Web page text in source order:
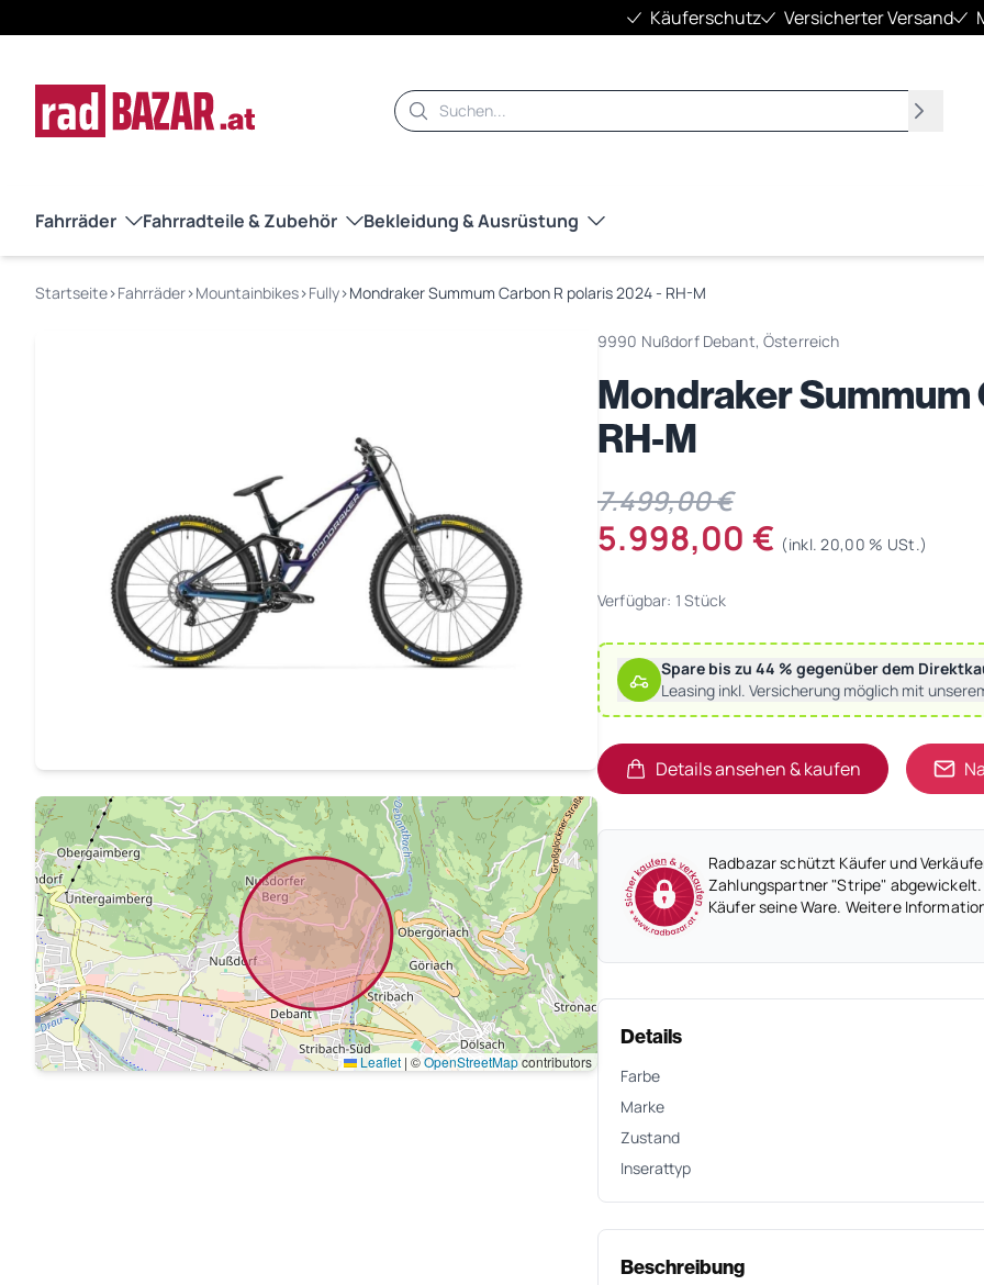
Käuferschutz Versicherter Versand
Suche
Suchen
Fahrräder Fahrradteile & Zubehör Bekleidung & Ausrüstung
Startseite›Fahrräder›Mountainbikes›Fully›Mondraker Summum Carbon R polaris 2024 - RH-M
Leaflet | ©OpenStreetMapcontributors
9990 Nußdorf Debant, Österreich
Mondraker Summum
RH-M
7.499,00 €
5.998,00 € (inkl. 20,00 % USt.)
Verfügbar: 1 Stück
Spare bis zu 44 % gegenüber dem
Leasing inkl. Versicherung möglich mit
Details ansehen & kaufen
(öffnet in neuem Tab)
(öffnet in neuem Tab)
Radbazar schützt Käufer und
Zahlungspartner "Stripe"
Käufer seine Ware. Weitere
Details
Farbe
Marke
Zustand
Inserattyp
Beschreibung